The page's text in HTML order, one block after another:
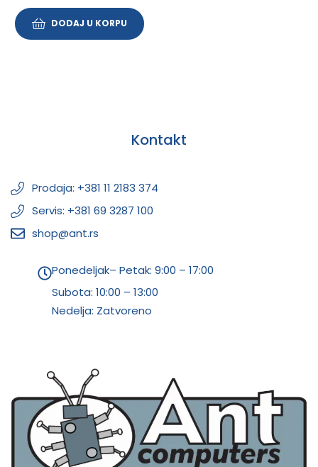
DODAJ U KORPU
Kontakt
Prodaja: +381 11 2183 374
Servis: +381 69 3287 100
shop@ant.rs
Ponedeljak– Petak: 9:00 – 17:00
Subota: 10:00 – 13:00
Nedelja: Zatvoreno